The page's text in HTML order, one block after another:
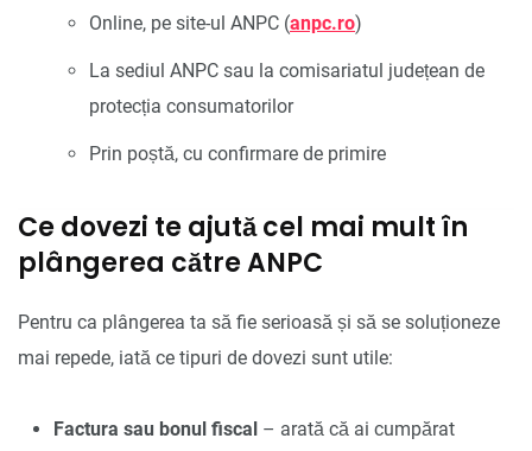
Online, pe site-ul ANPC (anpc.ro)
La sediul ANPC sau la comisariatul județean de
protecția consumatorilor
Prin poștă, cu confirmare de primire
Ce dovezi te ajută cel mai mult în
plângerea către ANPC
Pentru ca plângerea ta să fie serioasă și să se soluționeze
mai repede, iată ce tipuri de dovezi sunt utile:
Factura sau bonul fiscal – arată că ai cumpărat